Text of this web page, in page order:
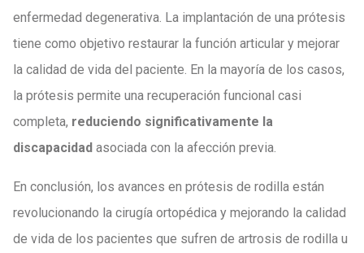
enfermedad degenerativa. La implantación de una prótesis
tiene como objetivo restaurar la función articular y mejorar
la calidad de vida del paciente. En la mayoría de los casos,
la prótesis permite una recuperación funcional casi
completa, reduciendo significativamente la
discapacidad asociada con la afección previa.
En conclusión, los avances en prótesis de rodilla están
revolucionando la cirugía ortopédica y mejorando la calidad
de vida de los pacientes que sufren de artrosis de rodilla u